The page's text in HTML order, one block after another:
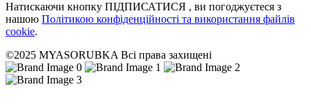
Натискаючи кнопку ПІДПИСАТИСЯ , ви погоджуєтеся з
нашою Політикою конфіденційності та використання файлів
cookie.
©2025 MYASORUBKA Всі права захищені